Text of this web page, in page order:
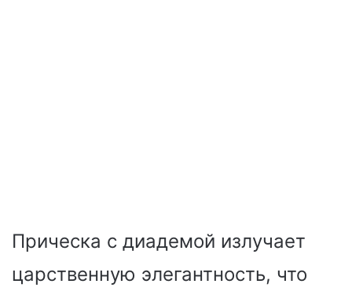
Прическа с диадемой излучает
царственную элегантность, что